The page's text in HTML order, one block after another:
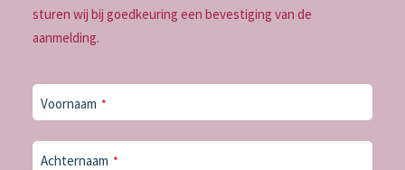
sturen wij bij goedkeuring een bevestiging van de
aanmelding.
Contact
Email *
Voornaam *
Achternaam *